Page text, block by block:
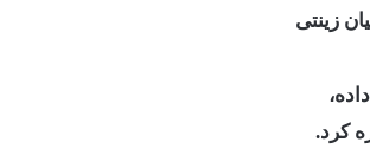
زینتی
کرد.